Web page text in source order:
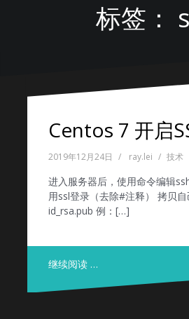
标签：
Centos 7 开启
2019年12月24日 ray.lei 技术
进入服务器后，使用命令编辑
用ssl登录（去除#注释） 拷贝
id_rsa.pub 例：[…]
继续阅读 …